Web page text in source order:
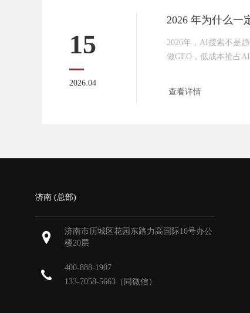
15
2026.04
2026年，AI搜索不是
做GEO，低成本抢占
查看详情
济南 (总部)
济南市历城区花园东路力高国际10号办公
楼20层
400-888-1907
133-7058-5663（同微信）